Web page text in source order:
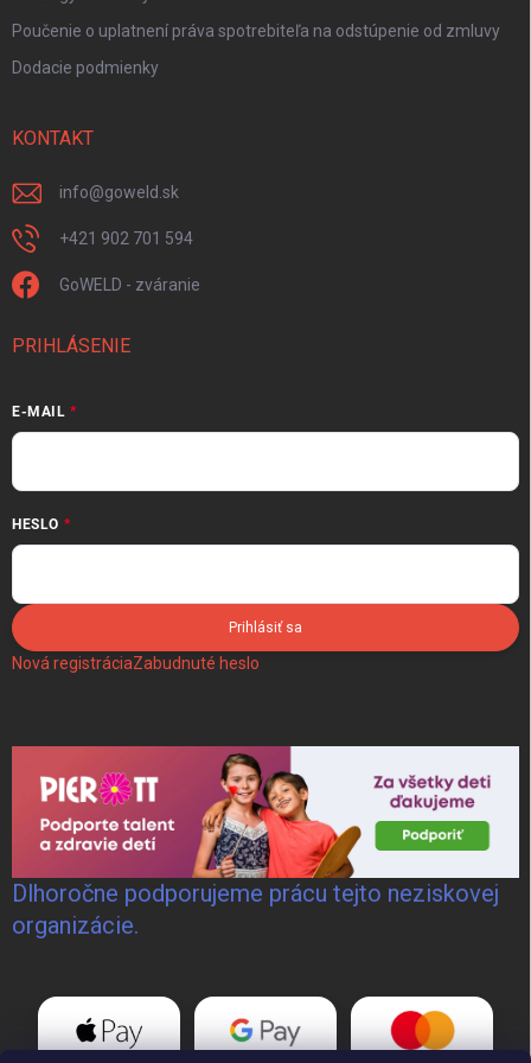
Poučenie o uplatnení práva spotrebiteľa na odstúpenie od zmluvy
Dodacie podmienky
KONTAKT
info@goweld.sk
+421 902 701 594
GoWELD - zváranie
PRIHLÁSENIE
E-MAIL
HESLO
Prihlásiť sa
Nová registráciaZabudnuté heslo
Dlhoročne podporujeme prácu tejto neziskovej
organizácie.